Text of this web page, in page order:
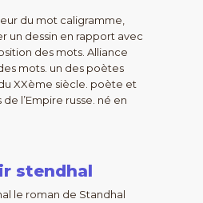
du mot caligramme,
un dessin en rapport avec
des mots. Alliance
mots. un des poètes
XXème siècle. poète et
l’Empire russe. né en
stendhal
le roman de Standhal